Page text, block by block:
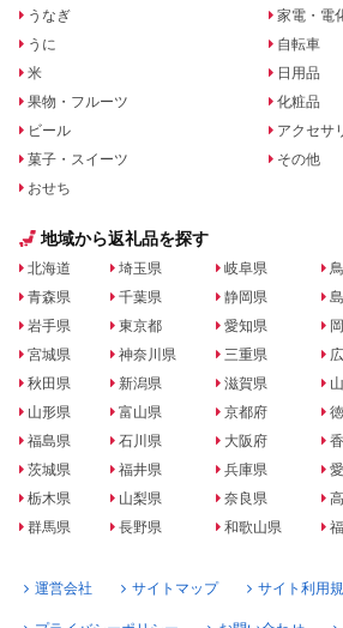
うなぎ
うに
米
果物・フルーツ
ビール
菓子・スイーツ
おせち
家電・電
自転車
日用品
化粧品
アクセサ
その他
地域から返礼品を探す
北海道
青森県
岩手県
宮城県
秋田県
山形県
福島県
茨城県
栃木県
群馬県
埼玉県
千葉県
東京都
神奈川県
新潟県
富山県
石川県
福井県
山梨県
長野県
岐阜県
静岡県
愛知県
三重県
滋賀県
京都府
大阪府
兵庫県
奈良県
和歌山県
運営会社 サイトマップ サイト利用